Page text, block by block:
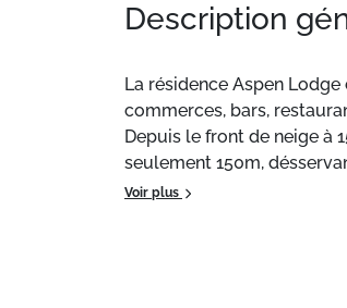
Description
La résidence Aspen
commerces, bars,
Depuis le front de neige à
seulement 150m,
Voir plus